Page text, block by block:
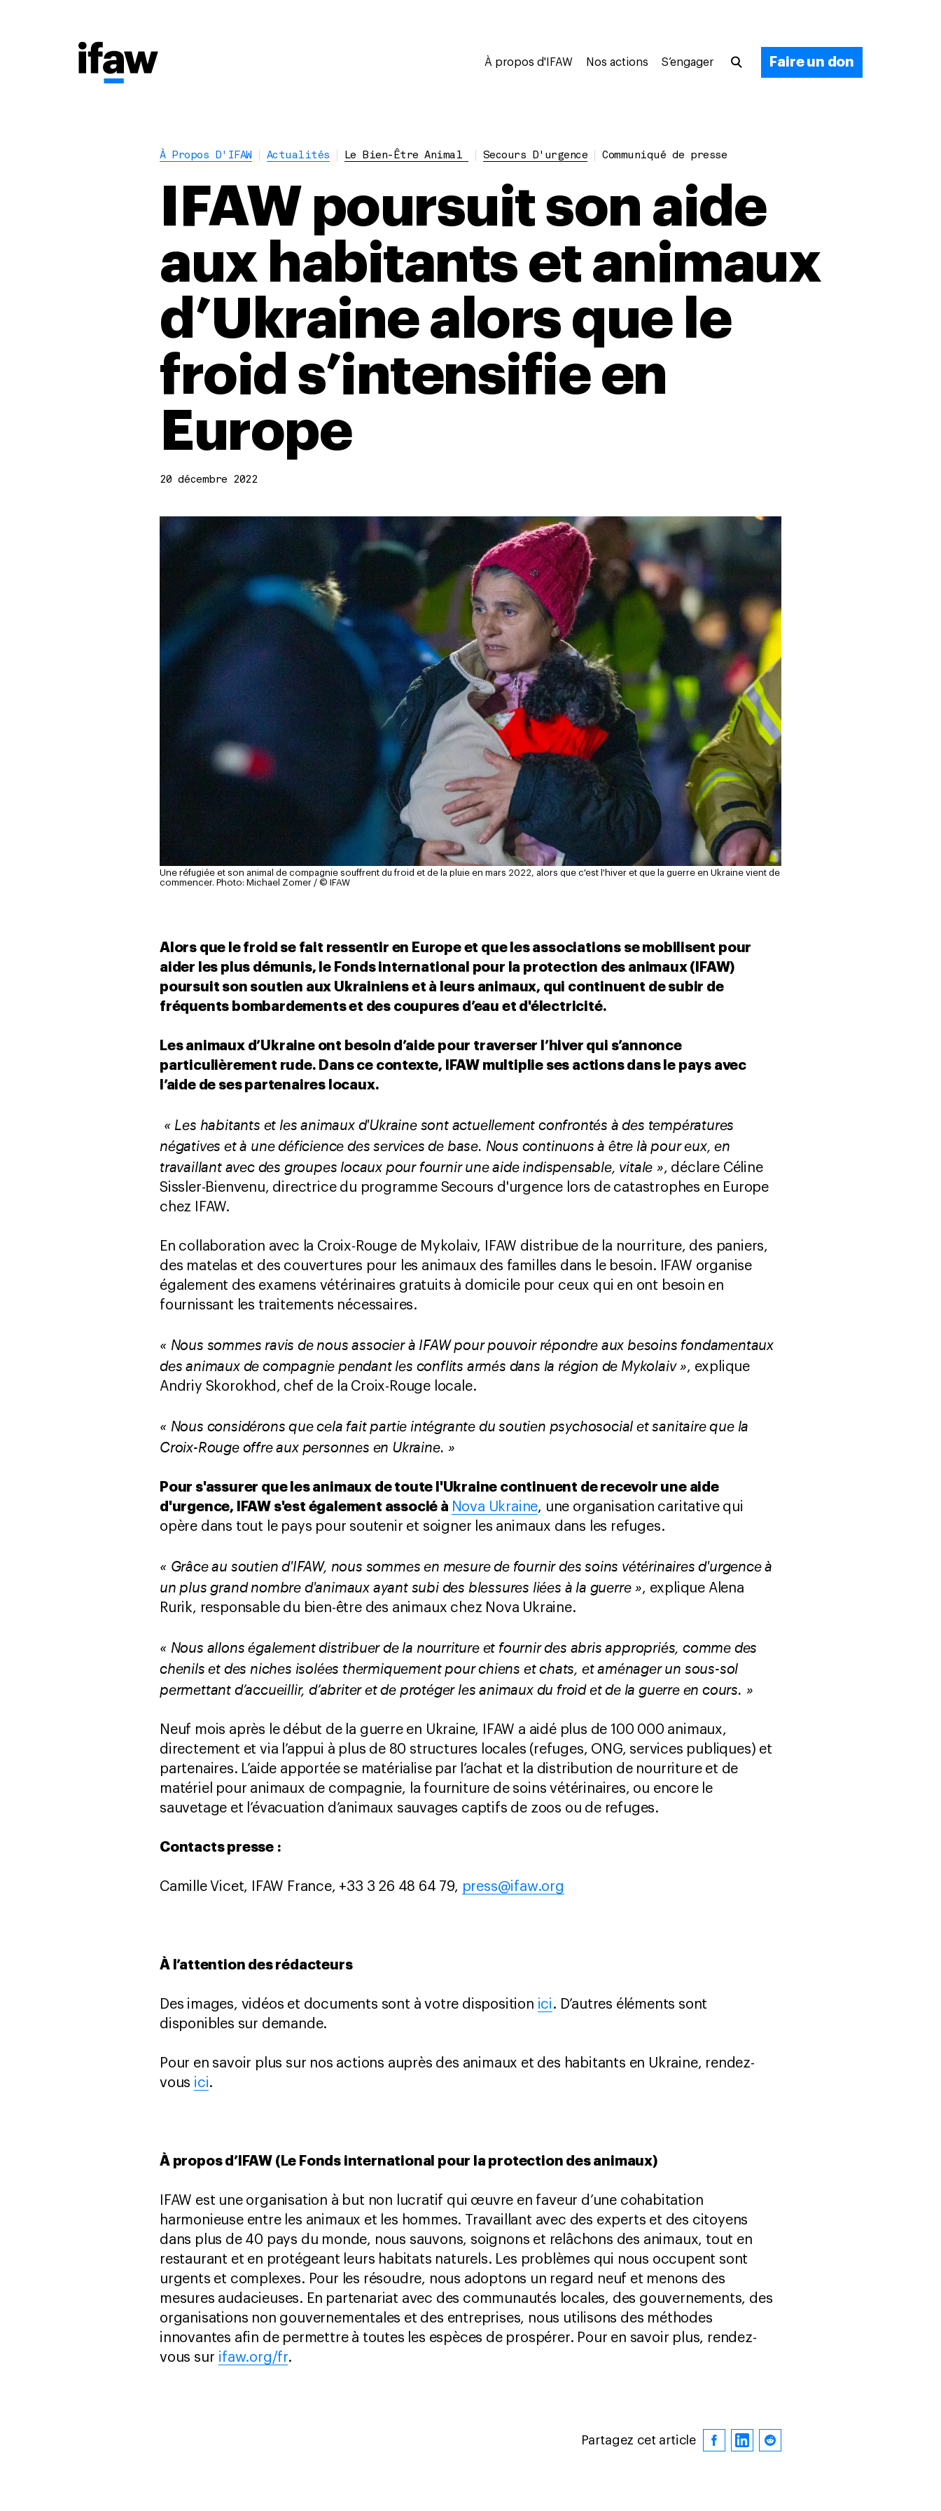
À propos d'IFAW Nos actions S’engager Faire un don
À Propos D'IFAW Actualités Le Bien-Être Animal Secours D'urgence Communiqué de presse
IFAW poursuit son aide
aux habitants et animaux
d’Ukraine alors que le
froid s’intensifie en
Europe
20 décembre 2022
Une réfugiée et son animal de compagnie souffrent du froid et de la pluie en mars 2022, alors que c'est l'hiver et que la guerre en Ukraine vient de
commencer. Photo: Michael Zomer / © IFAW
Alors que le froid se fait ressentir en Europe et que les associations se mobilisent pour
aider les plus démunis, le Fonds international pour la protection des animaux (IFAW)
poursuit son soutien aux Ukrainiens et à leurs animaux, qui continuent de subir de
fréquents bombardements et des coupures d’eau et d'électricité.
Les animaux d’Ukraine ont besoin d’aide pour traverser l’hiver qui s’annonce
particulièrement rude. Dans ce contexte, IFAW multiplie ses actions dans le pays avec
l’aide de ses partenaires locaux.
« Les habitants et les animaux d'Ukraine sont actuellement confrontés à des températures
négatives et à une déficience des services de base. Nous continuons à être là pour eux, en
travaillant avec des groupes locaux pour fournir une aide indispensable, vitale », déclare Céline
Sissler-Bienvenu, directrice du programme Secours d'urgence lors de catastrophes en Europe
chez IFAW.
En collaboration avec la Croix-Rouge de Mykolaiv, IFAW distribue de la nourriture, des paniers,
des matelas et des couvertures pour les animaux des familles dans le besoin. IFAW organise
également des examens vétérinaires gratuits à domicile pour ceux qui en ont besoin en
fournissant les traitements nécessaires.
« Nous sommes ravis de nous associer à IFAW pour pouvoir répondre aux besoins fondamentaux
des animaux de compagnie pendant les conflits armés dans la région de Mykolaiv », explique
Andriy Skorokhod, chef de la Croix-Rouge locale.
« Nous considérons que cela fait partie intégrante du soutien psychosocial et sanitaire que la
Croix-Rouge offre aux personnes en Ukraine. »
Pour s'assurer que les animaux de toute l'Ukraine continuent de recevoir une aide
d'urgence, IFAW s'est également associé à Nova Ukraine, une organisation caritative qui
opère dans tout le pays pour soutenir et soigner les animaux dans les refuges.
« Grâce au soutien d'IFAW, nous sommes en mesure de fournir des soins vétérinaires d'urgence à
un plus grand nombre d'animaux ayant subi des blessures liées à la guerre », explique Alena
Rurik, responsable du bien-être des animaux chez Nova Ukraine.
« Nous allons également distribuer de la nourriture et fournir des abris appropriés, comme des
chenils et des niches isolées thermiquement pour chiens et chats, et aménager un sous-sol
permettant d’accueillir, d’abriter et de protéger les animaux du froid et de la guerre en cours. »
Neuf mois après le début de la guerre en Ukraine, IFAW a aidé plus de 100 000 animaux,
directement et via l’appui à plus de 80 structures locales (refuges, ONG, services publiques) et
partenaires. L’aide apportée se matérialise par l’achat et la distribution de nourriture et de
matériel pour animaux de compagnie, la fourniture de soins vétérinaires, ou encore le
sauvetage et l’évacuation d’animaux sauvages captifs de zoos ou de refuges.
Contacts presse :
Camille Vicet, IFAW France, +33 3 26 48 64 79, press@ifaw.org
À l’attention des rédacteurs
Des images, vidéos et documents sont à votre disposition ici . D’autres éléments sont
disponibles sur demande.
Pour en savoir plus sur nos actions auprès des animaux et des habitants en Ukraine, rendez-
vous ici.
À propos d’IFAW (Le Fonds international pour la protection des animaux)
IFAW est une organisation à but non lucratif qui œuvre en faveur d’une cohabitation
harmonieuse entre les animaux et les hommes. Travaillant avec des experts et des citoyens
dans plus de 40 pays du monde, nous sauvons, soignons et relâchons des animaux, tout en
restaurant et en protégeant leurs habitats naturels. Les problèmes qui nous occupent sont
urgents et complexes. Pour les résoudre, nous adoptons un regard neuf et menons des
mesures audacieuses. En partenariat avec des communautés locales, des gouvernements, des
organisations non gouvernementales et des entreprises, nous utilisons des méthodes
innovantes afin de permettre à toutes les espèces de prospérer. Pour en savoir plus, rendez-
vous sur ifaw.org/fr.
Partagez cet article